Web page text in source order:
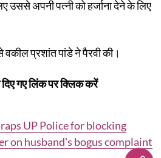
उससे अपनी पत्नी को हर्जाना देने के लिए
वकील प्रशांत पांडे ने पैरवी की।
गए लिंक पर क्लिक करें
UP Police for blocking
on husband's bogus complaint